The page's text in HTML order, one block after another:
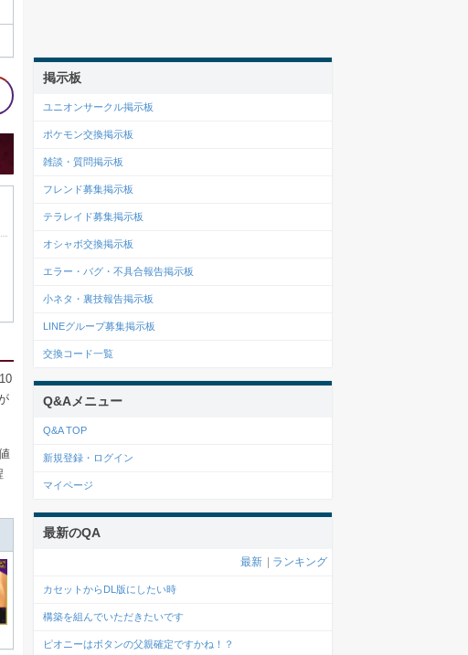
掲示板
ユニオンサークル掲示板
ポケモン交換掲示板
雑談・質問掲示板
フレンド募集掲示板
テラレイド募集掲示板
オシャボ交換掲示板
エラー・バグ・不具合報告掲示板
小ネタ・裏技報告掲示板
LINEグループ募集掲示板
交換コード一覧
Q&Aメニュー
Q&A TOP
新規登録・ログイン
マイページ
最新のQA
最新 | ランキング
カセットからDL版にしたい時
構築を組んでいただきたいです
ピオニーはボタンの父親確定ですかね！？